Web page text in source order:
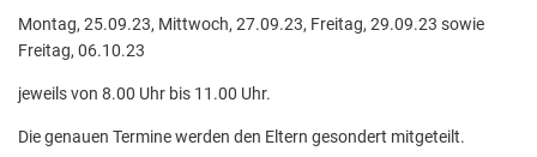
Montag, 25.09.23, Mittwoch, 27.09.23, Freitag, 29.09.23 sowie
Freitag, 06.10.23
jeweils von 8.00 Uhr bis 11.00 Uhr.
Die genauen Termine werden den Eltern gesondert mitgeteilt.